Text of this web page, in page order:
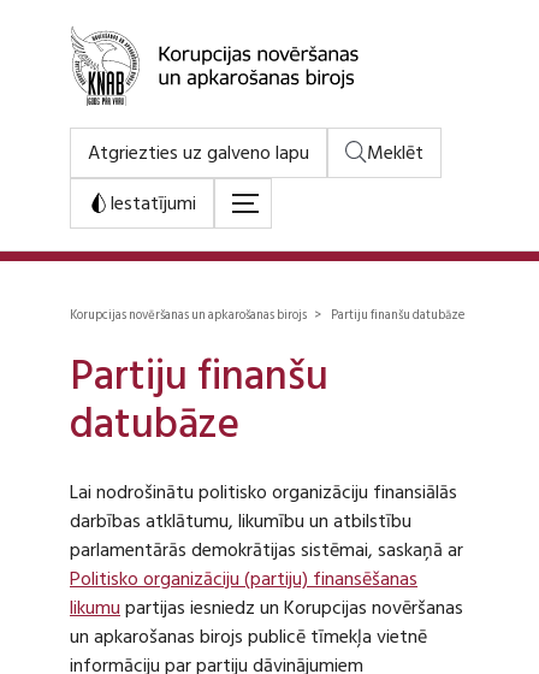
Atgriezties uz galveno lapu
Meklēt
Iestatījumi
Korupcijas novēršanas un apkarošanas birojs > Partiju finanšu datubāze
Partiju finanšu
datubāze
Lai nodrošinātu politisko organizāciju finansiālās
darbības atklātumu, likumību un atbilstību
parlamentārās demokrātijas sistēmai, saskaņā ar
Politisko organizāciju (partiju) finansēšanas
likumupartijas iesniedz un Korupcijas novēršanas
un apkarošanas birojs publicē tīmekļa vietnē
informāciju par partiju dāvinājumiem